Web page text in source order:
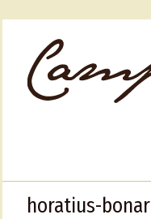
horatius-bonar